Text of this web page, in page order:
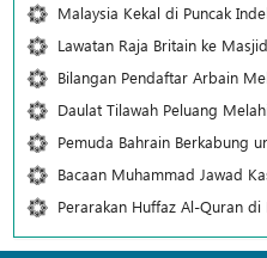
Malaysia Kekal di Puncak
Lawatan Raja Britain ke
Bilangan Pendaftar Arbain
Daulat Tilawah Peluang
Pemuda Bahrain Berkabung
Bacaan Muhammad Jawad
Perarakan Huffaz Al-Quran